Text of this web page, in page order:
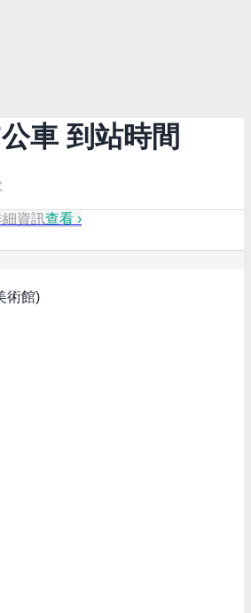
公車 到站時間
資訊查看 ›
術館)